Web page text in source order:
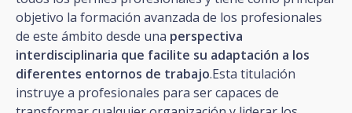
objetivo la formación avanzada de los profesionales
de este ámbito desde una perspectiva
interdisciplinaria que facilite su adaptación a los
diferentes entornos de trabajo.Esta titulación
instruye a profesionales para ser capaces de